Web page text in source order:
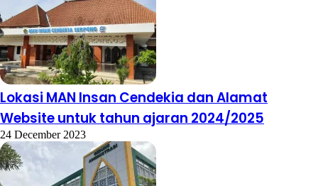
Lokasi MAN Insan Cendekia dan Alamat
Website untuk tahun ajaran 2024/2025
24 December 2023